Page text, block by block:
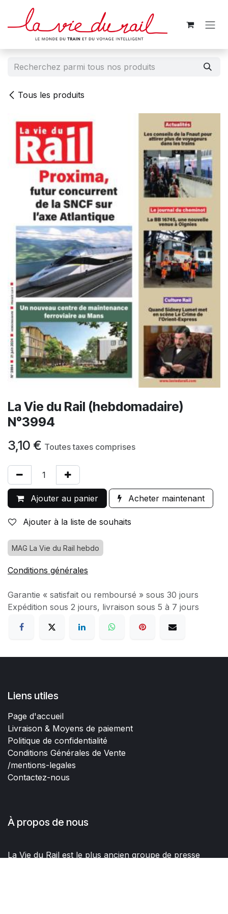
Se rendre au contenu
Tous les produits
La Vie du Rail (hebdomadaire)
N°3994
3,10 € Toutes taxes comprises
Ajouter au panier Acheter maintenant
Ajouter à la liste de souhaits
MAG La Vie du Rail hebdo
Conditions générales
Garantie « satisfait ou remboursé » sous 30 jours
Expédition sous 2 jours, livraison sous 5 à 7 jours
Liens utiles
Page d'accueil
Livraison & Moyens de paiement
Politique de confidentialité
Conditions Générales de Vente
/mentions-legales
Contactez-nous
À propos de nous
La Vie du Rail est le plus ancien groupe de presse